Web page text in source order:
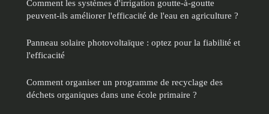
Comment les systèmes d'irrigation goutte-à-goutte
peuvent-ils améliorer l'efficacité de l'eau en agriculture ?
Panneau solaire photovoltaïque : optez pour la fiabilité et
l'efficacité
Comment organiser un programme de recyclage des
déchets organiques dans une école primaire ?